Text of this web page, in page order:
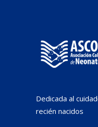
Dedicada al
recién nacidos